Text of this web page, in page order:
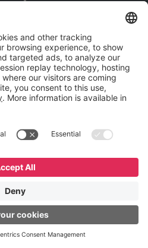
mudança
e entraremos em contato